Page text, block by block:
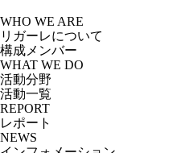
to
the
content
WHO WE ARE
リガーレについて
構成メンバー
WHAT WE DO
活動分野
活動一覧
REPORT
レポート
NEWS